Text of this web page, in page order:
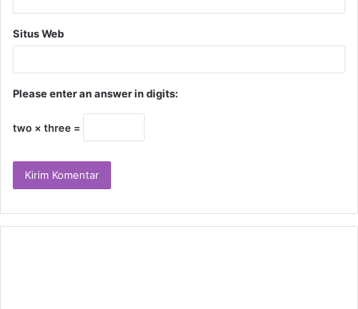
Situs Web
Please enter an answer in digits:
two × three =